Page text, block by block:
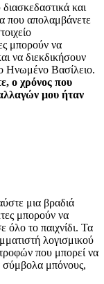
διασκεδαστικά και
που απολαμβάνετε
μπορούν να
να διεκδικήσουν
Ηνωμένο Βασίλειο.
ο χρόνος που
μου ήταν
μια βραδιά
μπορούν να
όλο το παιχνίδι. Τα
λογισμικού
που μπορεί να
σύμβολα μπόνους,